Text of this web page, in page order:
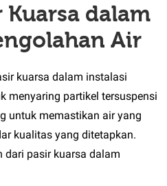
Kuarsa dalam
Air
kuarsa dalam instalasi
menyaring partikel tersuspensi
untuk memastikan air yang
kualitas yang ditetapkan.
dari pasir kuarsa dalam